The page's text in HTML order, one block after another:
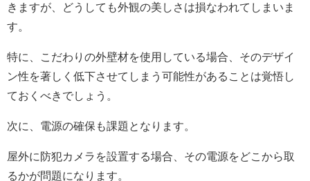
きますが、どうしても外観の美しさは損なわれてしまいま
す。
特に、こだわりの外壁材を使用している場合、そのデザイ
ン性を著しく低下させてしまう可能性があることは覚悟し
ておくべきでしょう。
次に、電源の確保も課題となります。
屋外に防犯カメラを設置する場合、その電源をどこから取
るかが問題になります。